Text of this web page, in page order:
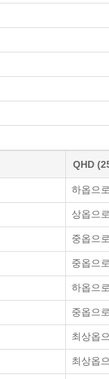
QHD
하옵으
상옵으
중옵으
중옵으
하옵으
중옵으
최상옵
최상옵